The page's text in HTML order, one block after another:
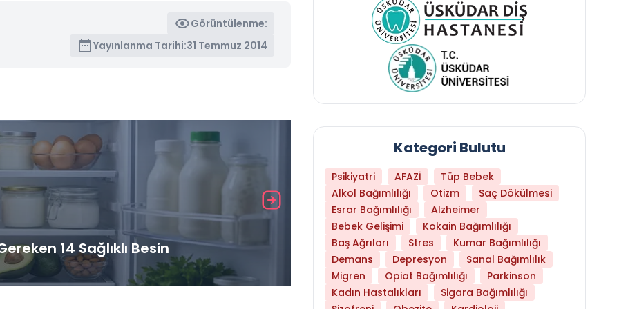
Görüntülenme:
Yayınlanma Tarihi:31 Temmuz 2014
14 Sağlıklı Besin Hangi Yaşta Hangi Testi Yaptırmanız
Kategori Bulutu
Psikiyatri AFAZİ
Tüp Bebek
Alkol Bağımlılığı
Otizm
Saç Dökülmesi
Esrar Bağımlılığı
Alzheimer
Bebek Gelişimi
Kokain Bağımlılığı
Baş Ağrıları
Stres
Kumar Bağımlılığı
Demans
Depresyon
Sanal Bağımlılık
Migren
Opiat Bağımlılığı
Parkinson
Kadın Hastalıkları
Sigara Bağımlılığı